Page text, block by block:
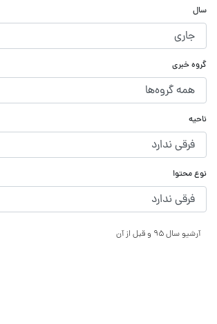
سال
گروه خبری
ناحیه
نوع محتوا
آرشیو سال ۹۵ و قبل از آن